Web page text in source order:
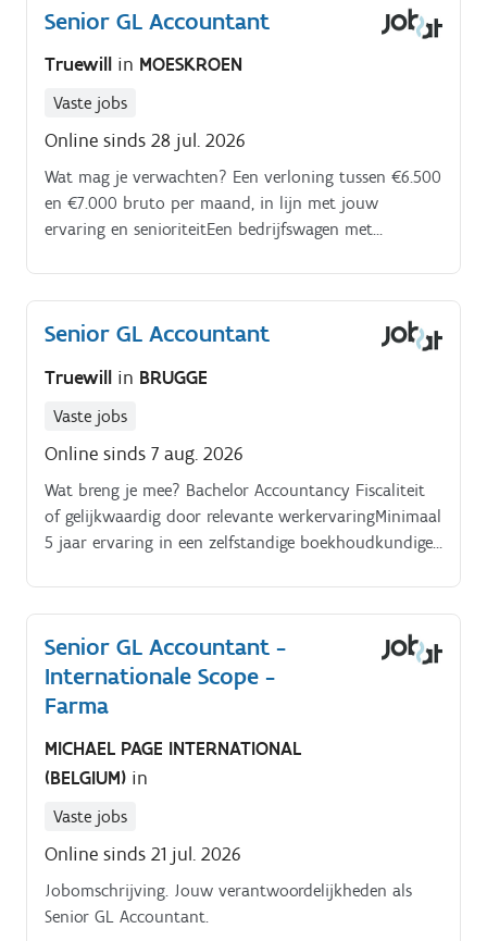
Senior GL Accountant
Truewill in MOESKROEN
Vaste jobs
Online sinds 28 jul. 2026
Wat mag je verwachten? Een verloning tussen €6.500
en €7.000 bruto per maand, in lijn met jouw
ervaring en senioriteitEen bedrijfswagen met
werkgever32 verlofdagenEen laptop en gsm
abonnementEen opleidingsbudget dat je zelf mag
met echte impact en autonomie, zonder people
managementDoorgroeimogelijkheden binnen een
wie zich bewijstEen familiale sfeer gecombineerd met
een internationale context en korte, directe
communicatielijnen
Senior GL Accountant
Truewill in BRUGGE
Vaste jobs
Online sinds 7 aug. 2026
Wat breng je mee? Bachelor Accountancy Fiscaliteit
of gelijkwaardig door relevante werkervaringMinimaal
5 jaar ervaring in een zelfstandige boekhoudkundige
jaarafsluitingenVlotte beheersing van Excel en
affiniteit met ERP systemen (ervaring met Infor is een
pluspunt)Je combineert analytische scherpte met een
vlotte, toegankelijke manier van communicerenJe
coacht collega's met geduld en overzicht, zonder de
kennis van het Engels is een troef.
Senior GL Accountant -
Internationale Scope -
Farma
MICHAEL PAGE INTERNATIONAL
(BELGIUM) in
Vaste jobs
Online sinds 21 jul. 2026
Jobomschrijving. Jouw verantwoordelijkheden als
Senior GL Accountant.